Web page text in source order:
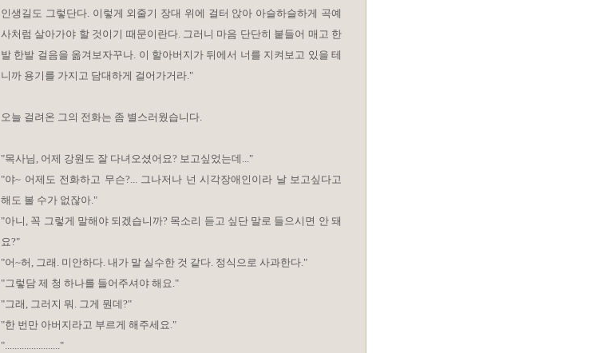
인생길도 그렇단다. 이렇게 외줄기 장대 위에 걸터 앉아 아슬하슬하게 곡예
사처럼 살아가야 할 것이기 때문이란다. 그러니 마음 단단히 붙들어 매고 한
발 한발 걸음을 옮겨보자꾸나. 이 할아버지가 뒤에서 너를 지켜보고 있을 테
니까 용기를 가지고 담대하게 걸어가거라."
오늘 걸려온 그의 전화는 좀 별스러웠습니다.
"목사님, 어제 강원도 잘 다녀오셨어요? 보고싶었는데..."
"야~ 어제도 전화하고 무슨?... 그나저나 넌 시각장애인이라 날 보고싶다고
해도 볼 수가 없잖아."
"아니, 꼭 그렇게 말해야 되겠습니까? 목소리 듣고 싶단 말로 들으시면 안 돼
요?"
"어~허, 그래. 미안하다. 내가 말 실수한 것 같다. 정식으로 사과한다."
"그렇담 제 청 하나를 들어주셔야 해요."
"그래, 그러지 뭐. 그게 뭔데?"
"한 번만 아버지라고 부르게 해주세요."
"......................."